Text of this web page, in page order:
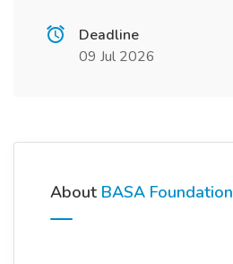
Deadline
09 Jul 2026
About BASA Foundation